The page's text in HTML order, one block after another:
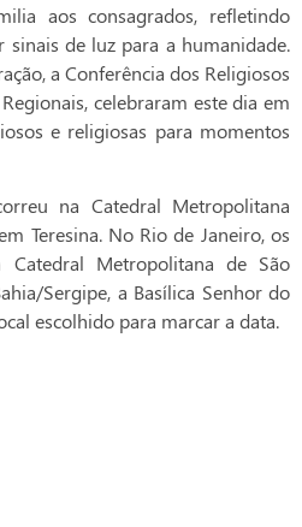
aos consagrados, refletindo
de luz para a humanidade.
a Conferência dos Religiosos
celebraram este dia em
e religiosas para momentos
na Catedral Metropolitana
Teresina. No Rio de Janeiro, os
Metropolitana de São
Sergipe, a Basílica Senhor do
escolhido para marcar a data.